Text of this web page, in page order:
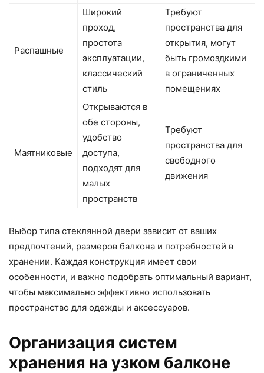
Распашные
Широкий
проход,
простота
эксплуатации,
классический
стиль
Требуют
пространства для
открытия, могут
быть громоздкими
в ограниченных
помещениях
Маятниковые
Открываются в
обе стороны,
удобство
доступа,
подходят для
малых
пространств
Требуют
пространства для
свободного
движения
Выбор типа стеклянной двери зависит от ваших
предпочтений, размеров балкона и потребностей в
хранении. Каждая конструкция имеет свои
особенности, и важно подобрать оптимальный вариант,
чтобы максимально эффективно использовать
пространство для одежды и аксессуаров.
Организация систем
хранения на узком балконе